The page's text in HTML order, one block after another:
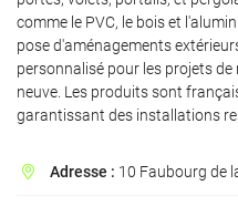
 Rafraîchir le captcha
comme le PVC, le bois et
pose d'aménagements
personnalisé pour les projets
neuve. Les produits sont
garantissant des installations
 Adresse : 10 Faubourg de